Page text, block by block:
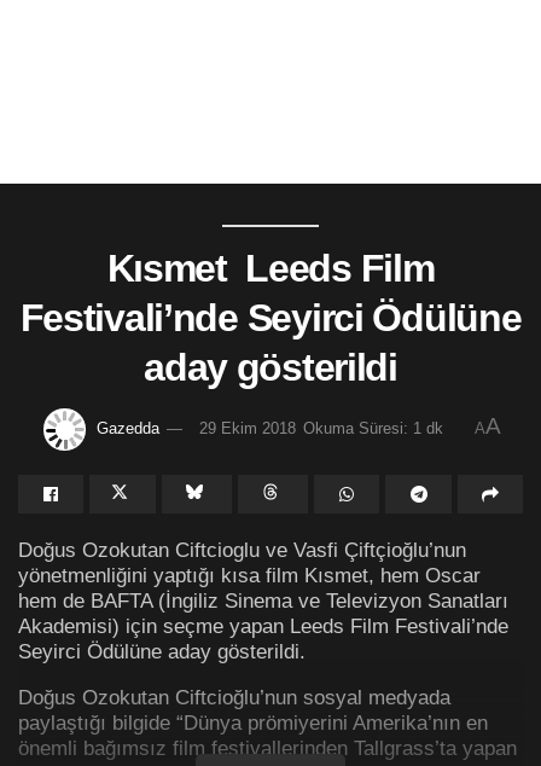
Kısmet Leeds Film
Festivali’nde Seyirci Ödülüne
aday gösterildi
Gazedda 29 Ekim 2018 Okuma Süresi: 1 dk AA
Doğus Ozokutan Ciftcioglu ve Vasfi Çiftçioğlu’nun
yönetmenliğini yaptığı kısa film Kısmet, hem Oscar
hem de BAFTA (İngiliz Sinema ve Televizyon Sanatları
Akademisi) için seçme yapan Leeds Film Festivali’nde
Seyirci Ödülüne aday gösterildi.
Doğus Ozokutan Ciftcioğlu’nun sosyal medyada
paylaştığı bilgide “Dünya prömiyerini Amerika’nın en
önemli bağımsız film festivallerinden Tallgrass’ta yapan